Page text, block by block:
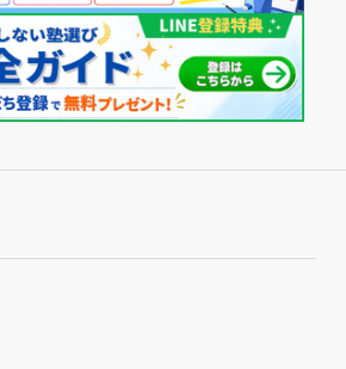
間
ポート、授業以外のコミュニケーション等)
と生徒で面談があった。苦手な科目の
どいろいろしていた。
年3月(2年以上)